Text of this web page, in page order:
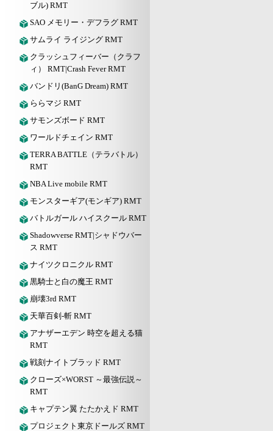
ブル) RMT
SAO メモリー・デフラグ RMT
サムライ ライジング RMT
クラッシュフィーバー（クラフ
ィ） RMT|Crash Fever RMT
バンドリ(BanG Dream) RMT
ららマジ RMT
サモンズボード RMT
ワールドチェイン RMT
TERRA BATTLE（テラバトル）
RMT
NBA Live mobile RMT
モンスターギア(モンギア) RMT
バトルガール ハイスクール RMT
Shadowverse RMT|シャドウバー
ス RMT
ナイツクロニクル RMT
黒騎士と白の魔王 RMT
崩壊3rd RMT
天華百剣-斬 RMT
アナザーエデン 時空を超える猫
RMT
戦刻ナイトブラッド RMT
クローズ×WORST ～最強伝説～
RMT
キャプテン翼 たたかえド RMT
プロジェクト東京ドールズ RMT